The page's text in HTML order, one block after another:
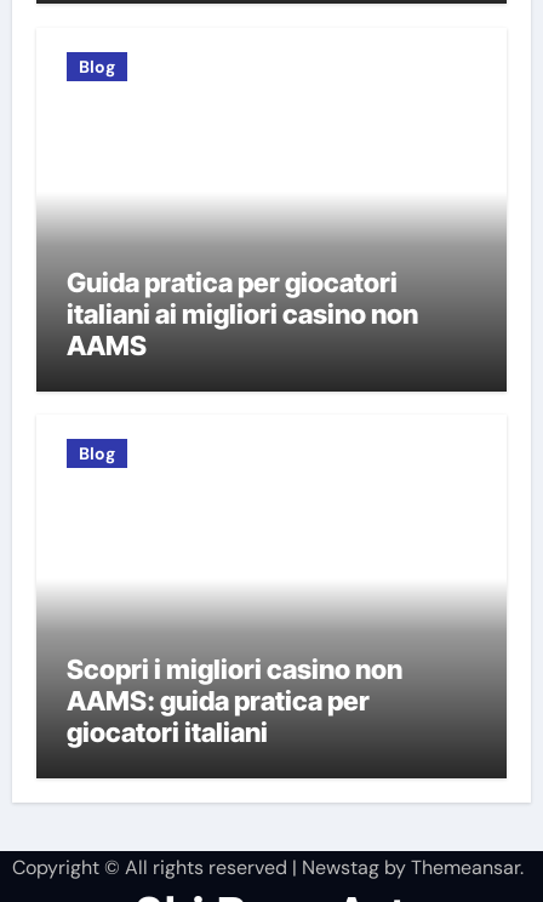
Blog
Guida pratica per giocatori
italiani ai migliori casino non
AAMS
Blog
Scopri i migliori casino non
AAMS: guida pratica per
giocatori italiani
Copyright © All rights reserved | NewstagbyThemeansar.